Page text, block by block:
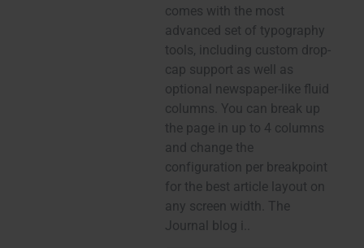
comes with the most
advanced set of typography
tools, including custom drop-
cap support as well as
optional newspaper-like fluid
columns. You can break up
the page in up to 4 columns
and change the
configuration per breakpoint
for the best article layout on
any screen width. The
Journal blog i..